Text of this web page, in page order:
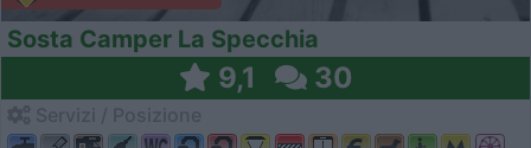
Sosta Camper La Specchia
9,1 30